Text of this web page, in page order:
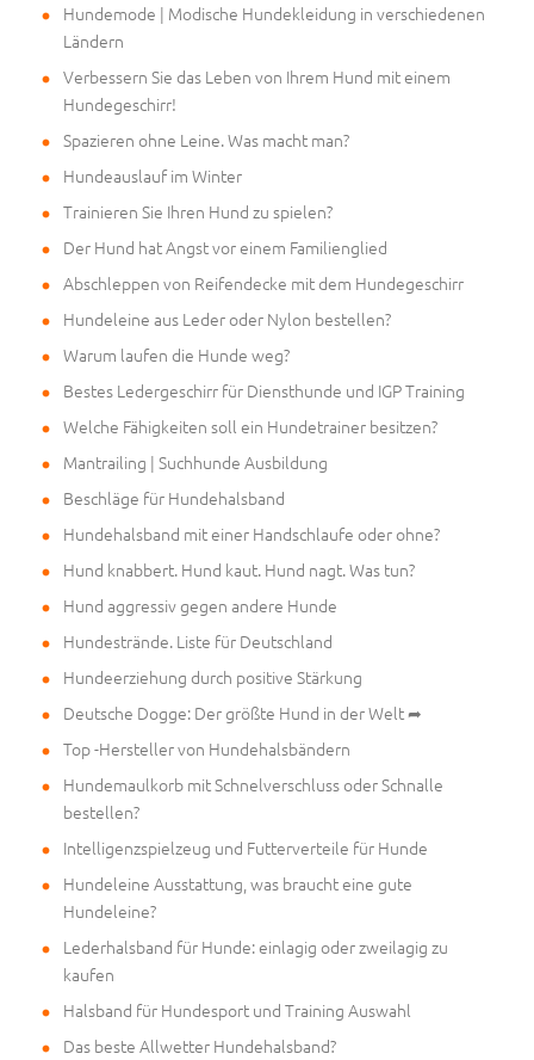
Hundemode | Modische Hundekleidung in verschiedenen
Ländern
Verbessern Sie das Leben von Ihrem Hund mit einem
Hundegeschirr!
Spazieren ohne Leine. Was macht man?
Hundeauslauf im Winter
Trainieren Sie Ihren Hund zu spielen?
Der Hund hat Angst vor einem Familienglied
Abschleppen von Reifendecke mit dem Hundegeschirr
Hundeleine aus Leder oder Nylon bestellen?
Warum laufen die Hunde weg?
Bestes Ledergeschirr für Diensthunde und IGP Training
Welche Fähigkeiten soll ein Hundetrainer besitzen?
Mantrailing | Suchhunde Ausbildung
Beschläge für Hundehalsband
Hundehalsband mit einer Handschlaufe oder ohne?
Hund knabbert. Hund kaut. Hund nagt. Was tun?
Hund aggressiv gegen andere Hunde
Hundestrände. Liste für Deutschland
Hundeerziehung durch positive Stärkung
Deutsche Dogge: Der größte Hund in der Welt ➦
Top -Hersteller von Hundehalsbändern
Hundemaulkorb mit Schnelverschluss oder Schnalle
bestellen?
Intelligenzspielzeug und Futterverteile für Hunde
Hundeleine Ausstattung, was braucht eine gute
Hundeleine?
Lederhalsband für Hunde: einlagig oder zweilagig zu
kaufen
Halsband für Hundesport und Training Auswahl
Das beste Allwetter Hundehalsband?